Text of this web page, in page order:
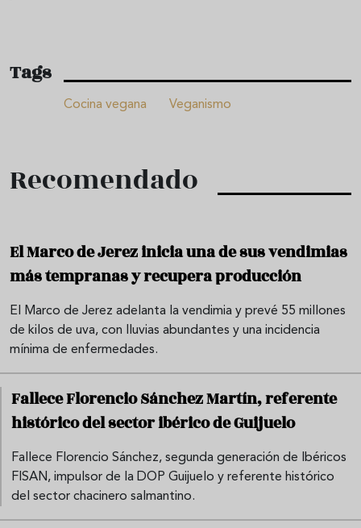
Tags
Cocina vegana Veganismo
Recomendado
El Marco de Jerez inicia una de sus vendimias
más tempranas y recupera producción
El Marco de Jerez adelanta la vendimia y prevé 55 millones
de kilos de uva, con lluvias abundantes y una incidencia
mínima de enfermedades.
Fallece Florencio Sánchez Martín, referente
histórico del sector ibérico de Guijuelo
Fallece Florencio Sánchez, segunda generación de Ibéricos
FISAN, impulsor de la DOP Guijuelo y referente histórico
del sector chacinero salmantino.